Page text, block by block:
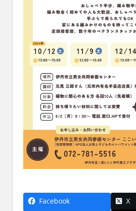
Facebook X